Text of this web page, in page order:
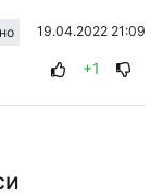
19.04.2022 21:09
+1